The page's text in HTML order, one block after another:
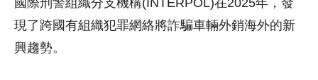
現了跨國有組織犯罪網絡將詐騙車輛外銷海外的新
興趨勢。